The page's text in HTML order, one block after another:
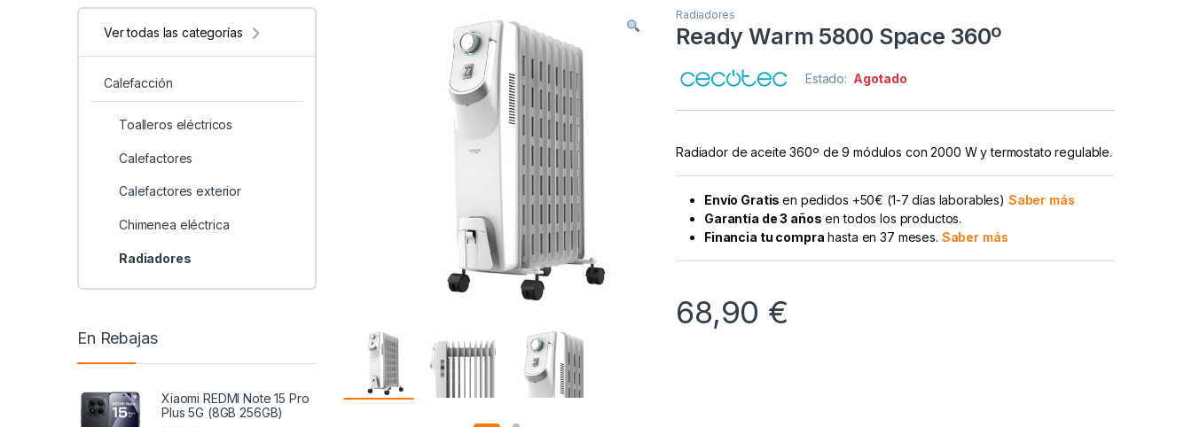
Radiadores
Ready Warm 5800 Space 360º
Estado: Agotado
Radiador de aceite 360º de 9 módulos con 2000 W y termostato regulable.
Envío Gratisen pedidos +50€ (1-7 días laborables) Saber más
Garantía de 3 años en todos los productos.
Financia tu compra hasta en 37 meses. Saber más
68,90 €
Ver todas las categorías
Calefacción
Toalleros eléctricos
Calefactores
Calefactores exterior
Chimenea eléctrica
Radiadores
En Rebajas
Xiaomi REDMI Note 15 Pro
Plus 5G (8GB 256GB)